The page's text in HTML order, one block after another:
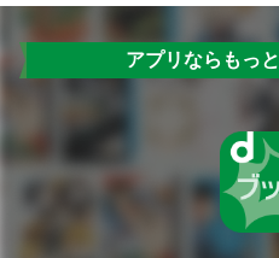
アプリならもっ